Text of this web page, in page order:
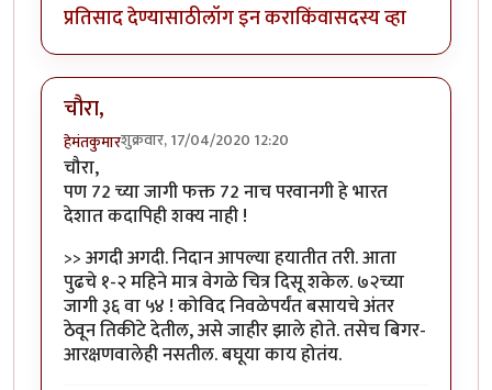
प्रतिसाद देण्यासाठीलॉग इन कराकिंवासदस्य व्हा
चौरा,
हेमंतकुमारशुक्रवार, 17/04/2020 12:20
चौरा,
पण 72 च्या जागी फक्त 72 नाच परवानगी हे भारत
देशात कदापिही शक्य नाही !
>> अगदी अगदी. निदान आपल्या हयातीत तरी. आता
पुढचे १-२ महिने मात्र वेगळे चित्र दिसू शकेल. ७२च्या
जागी ३६ वा ५४ ! कोविद निवळेपर्यंत बसायचे अंतर
ठेवून तिकीटे देतील, असे जाहीर झाले होते. तसेच बिगर-
आरक्षणवालेही नसतील. बघूया काय होतंय.